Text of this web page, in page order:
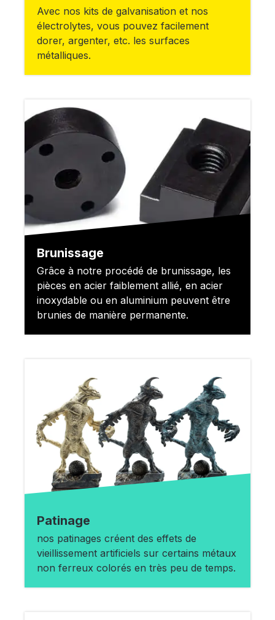
Avec nos kits de galvanisation et nos
électrolytes, vous pouvez facilement
dorer, argenter, etc. les surfaces
métalliques.
Brunissage
Grâce à notre procédé de brunissage, les
pièces en acier faiblement allié, en acier
inoxydable ou en aluminium peuvent être
brunies de manière permanente.
Patinage
nos patinages créent des effets de
vieillissement artificiels sur certains métaux
non ferreux colorés en très peu de temps.